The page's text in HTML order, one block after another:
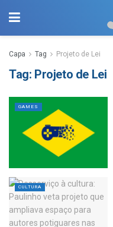
Capa Tag Projeto de Lei
Tag: Projeto de Lei
GAMES
CULTURA